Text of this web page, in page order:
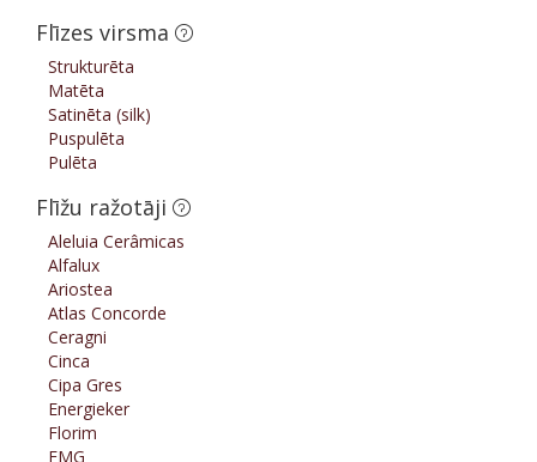
Flīzes virsma
Strukturēta
Matēta
Satinēta (silk)
Puspulēta
Pulēta
Flīžu ražotāji
Aleluia Cerâmicas
Alfalux
Ariostea
Atlas Concorde
Ceragni
Cinca
Cipa Gres
Energieker
Florim
FMG